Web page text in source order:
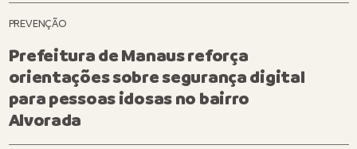
PREVENÇÃO
Prefeitura de Manaus reforça
orientações sobre segurança digital
para pessoas idosas no bairro
Alvorada